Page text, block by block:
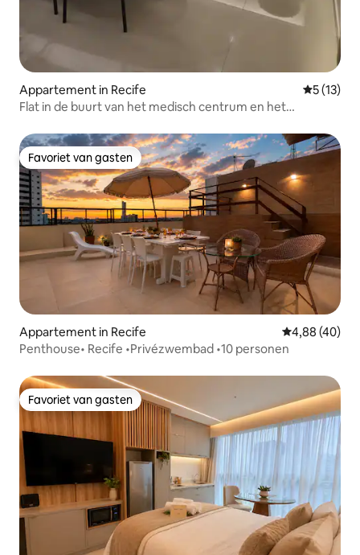
Appartement in Recife
5 (13)
Flat in de buurt van het medisch centrum en het
Favoriet van gasten
Favoriet van gasten
Appartement in Recife Gemiddelde
4,88 (40)
Penthouse• Recife •Privézwembad •10 personen
Favoriet van gasten
Favoriet van gasten